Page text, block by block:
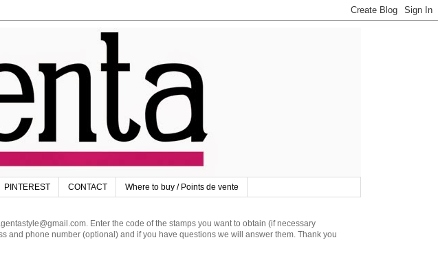
PINTEREST CONTACT Where to buy / Points de vente
Enter the code of the stamps you want to obtain (if necessary
phone number (optional) and if you have questions we will answer them. Thank you